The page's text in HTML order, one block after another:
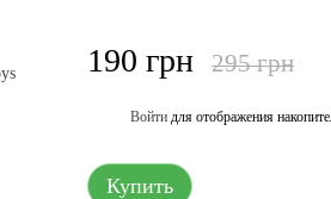
190 грн 295 грн
Войти для отображения
Купить